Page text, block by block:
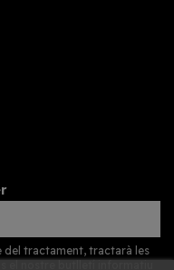
del tractament, tractarà les